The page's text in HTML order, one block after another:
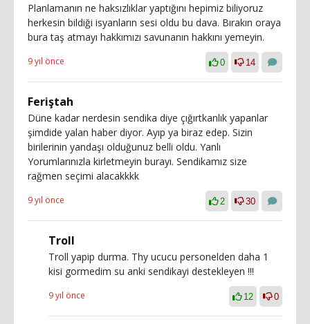
Planlamanın ne haksızlıklar yaptığını hepimiz biliyoruz
herkesin bildiği isyanların sesi oldu bu dava. Bırakın oraya
bura taş atmayı hakkımızı savunanın hakkını yemeyin.
9 yıl önce 0 14
Feriştah
Düne kadar nerdesin sendika diye çığırtkanlık yapanlar
şimdide yalan haber diyor. Ayıp ya biraz edep. Sizin
birilerinin yandaşı olduğunuz belli oldu. Yanlı
Yorumlarınızla kirletmeyin burayı. Sendikamız size
rağmen seçimi alacakkkk
9 yıl önce 2 30
Troll
Troll yapip durma. Thy ucucu personelden daha 1
kisi gormedim su anki sendikayi destekleyen !!!
9 yıl önce 12 0